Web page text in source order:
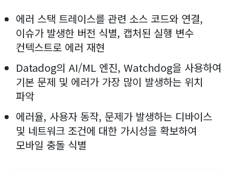
에러 스택 트레이스를 관련 소스 코드와 연결,
이슈가 발생한 버전 식별, 캡처된 실행 변수
컨텍스트로 에러 재현
Datadog의 AI/ML 엔진, Watchdog을 사용하여
기본 문제 및 에러가 가장 많이 발생하는 위치
파악
에러율, 사용자 동작, 문제가 발생하는 디바이스
및 네트워크 조건에 대한 가시성을 확보하여
모바일 충돌 식별